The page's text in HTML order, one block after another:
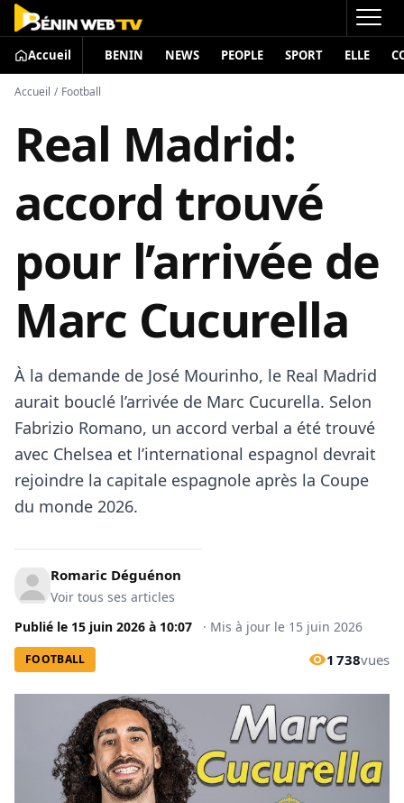
Accueil BENIN NEWS PEOPLE SPORT ELLE
Accueil / Football
Real Madrid:
accord trouvé
pour l’arrivée de
Marc Cucurella
À la demande de José Mourinho, le Real Madrid
aurait bouclé l’arrivée de Marc Cucurella. Selon
Fabrizio Romano, un accord verbal a été trouvé
avec Chelsea et l’international espagnol devrait
rejoindre la capitale espagnole après la Coupe
du monde 2026.
Romaric Déguénon
Voir tous ses articles
Publié le 15 juin 2026 à 10:07 · Mis à jour le 15 juin 2026
FOOTBALL 1 738vues